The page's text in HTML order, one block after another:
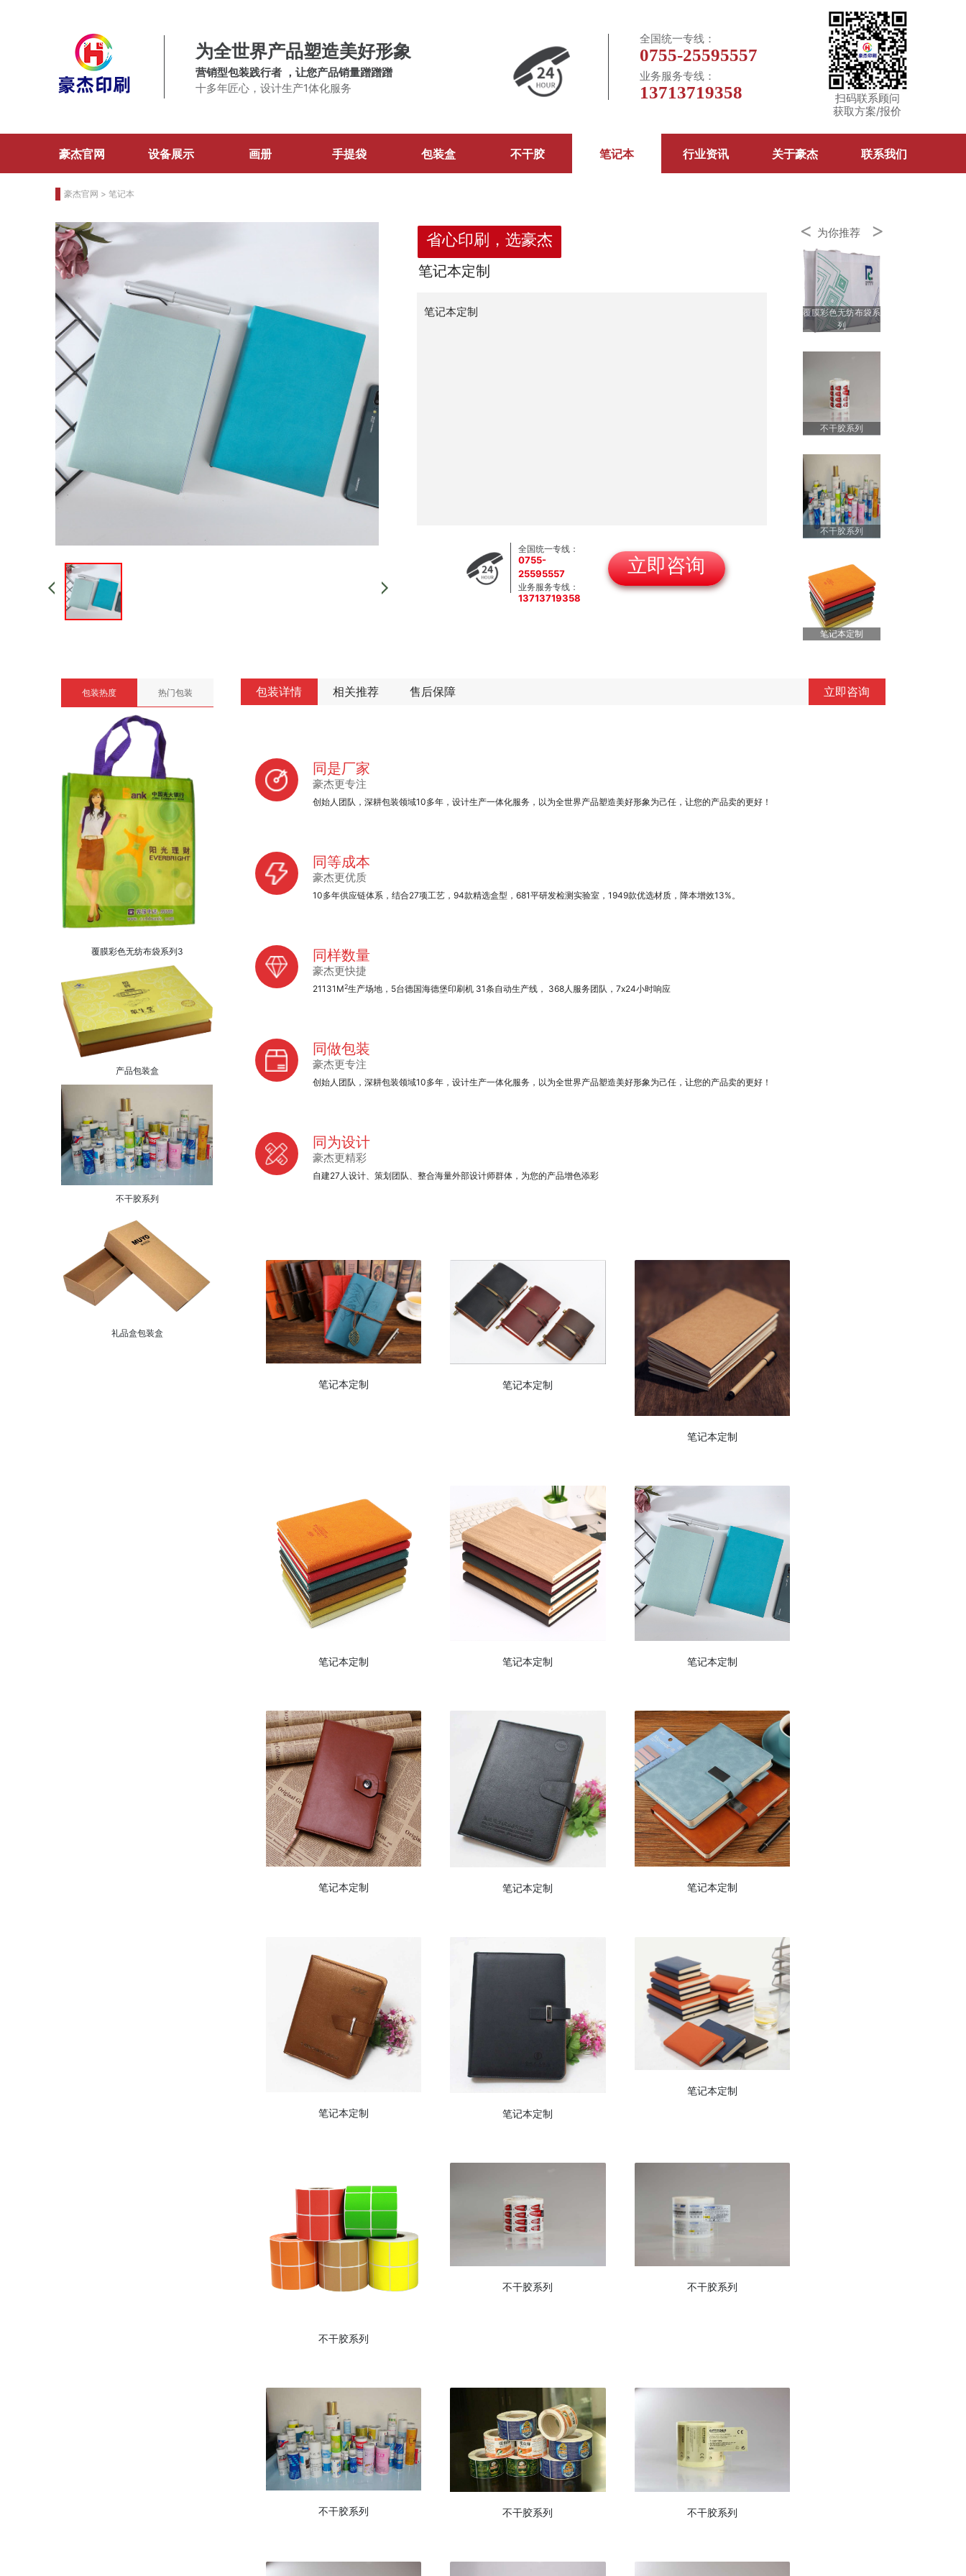
为全世界产品塑造美好形象
营销型包装践行者 ，让您产品销量蹭蹭蹭
十多年匠心，设计生产1体化服务
全国统一专线：
0755-25595557
业务服务专线：
13713719358
扫码联系顾问
获取方案/报价
豪杰官网 设备展示 画册 手提袋 包装盒 不干胶 笔记本 行业资讯 关于豪杰 联系我们
豪杰官网 > 笔记本
省心印刷，选豪杰
笔记本定制
笔记本定制
全国统一专线：
0755-
25595557
业务服务专线：
13713719358
立即咨询
< 为你推荐 >
覆膜彩色无纺布袋系
列
不干胶系列
不干胶系列
笔记本定制
包装热度 热门包装
覆膜彩色无纺布袋系列3
产品包装盒
不干胶系列
礼品盒包装盒
包装详情 相关推荐 售后保障 立即咨询
同是厂家
豪杰更专注
创始人团队，深耕包装领域10多年，设计生产一体化服务，以为全世界产品塑造美好形象为己任，让您的产品卖的更好！
同等成本
豪杰更优质
10多年供应链体系，结合27项工艺，94款精选盒型，681平研发检测实验室，1949款优选材质，降本增效13%。
同样数量
豪杰更快捷
21131M2生产场地，5台德国海德堡印刷机 31条自动生产线， 368人服务团队，7x24小时响应
同做包装
豪杰更专注
创始人团队，深耕包装领域10多年，设计生产一体化服务，以为全世界产品塑造美好形象为己任，让您的产品卖的更好！
同为设计
豪杰更精彩
自建27人设计、策划团队、整合海量外部设计师群体，为您的产品增色添彩
笔记本定制 笔记本定制
笔记本定制
笔记本定制 笔记本定制 笔记本定制
笔记本定制 笔记本定制 笔记本定制
笔记本定制 笔记本定制
笔记本定制
不干胶系列
不干胶系列 不干胶系列
不干胶系列 不干胶系列 不干胶系列